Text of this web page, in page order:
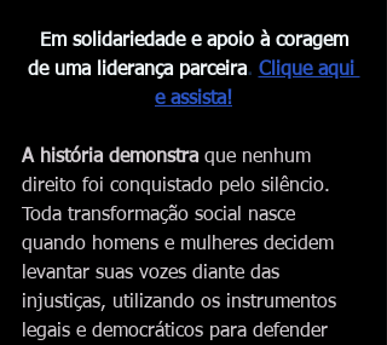
Em solidariedade e apoio à coragem
de uma liderança parceira. Clique aqui
e assista!
A história demonstra que nenhum
direito foi conquistado pelo silêncio.
Toda transformação social nasce
quando homens e mulheres decidem
levantar suas vozes diante das
injustiças, utilizando os instrumentos
legais e democráticos para defender